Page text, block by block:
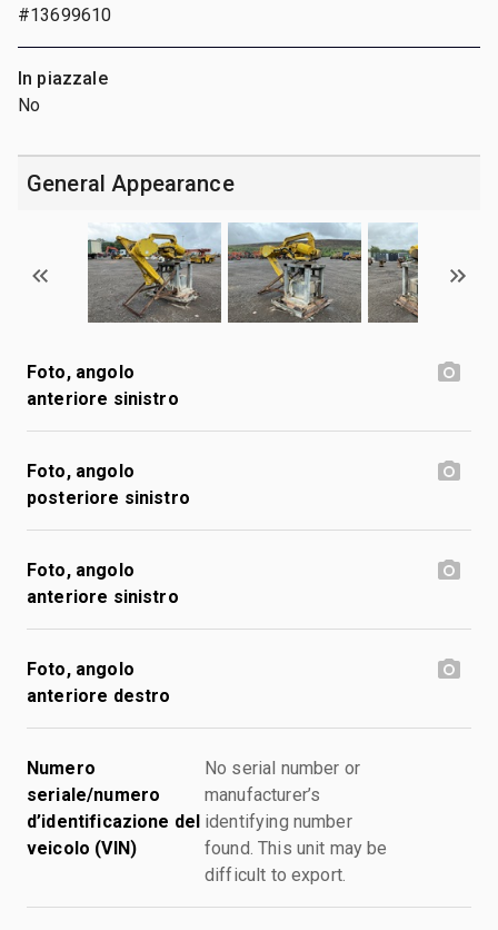
#13699610
In piazzale
No
General Appearance
Foto, angolo
anteriore sinistro
Foto, angolo
posteriore sinistro
Foto, angolo
anteriore sinistro
Foto, angolo
anteriore destro
Numero
seriale/numero
d’identificazione del
veicolo (VIN)
No serial number or
manufacturer’s
identifying number
found. This unit may be
difficult to export.